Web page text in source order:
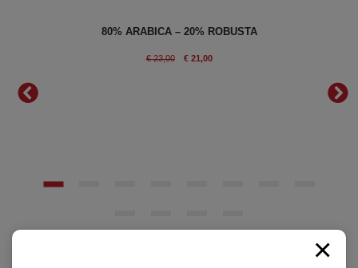
80% ARABICA – 20% ROBUSTA
€ 23,00 € 21,00
×